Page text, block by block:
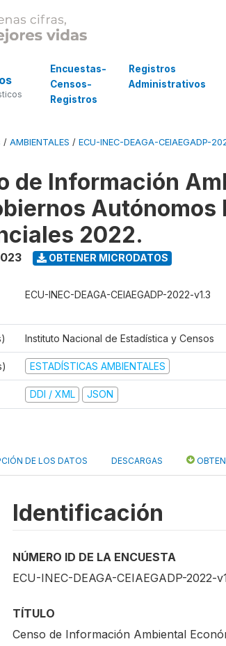
Encuestas-
Censos-
Registros
Registros
Administrativos
/ AMBIENTALES / ECU-INEC-DEAGA-CEIAEGADP-
de Información
2022.
OBTENER MICRODATOS
ECU-INEC-DEAGA-CEIAEGADP-2022-v1.3
Instituto Nacional de Estadística y Censos
ESTADÍSTICAS AMBIENTALES
DDI / XML JSON
DE LOS DATOS DESCARGAS
Identificación
NÚMERO ID DE LA ENCUESTA
ECU-INEC-DEAGA-CEIAEGADP-2022-
TÍTULO
Censo de Información Ambiental